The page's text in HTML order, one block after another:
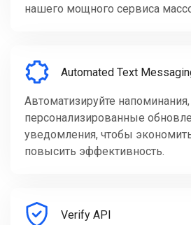
нашего мощного сервиса
Automated Text
Автоматизируйте
персонализированные
уведомления, чтобы
повысить эффективность.
Verify API